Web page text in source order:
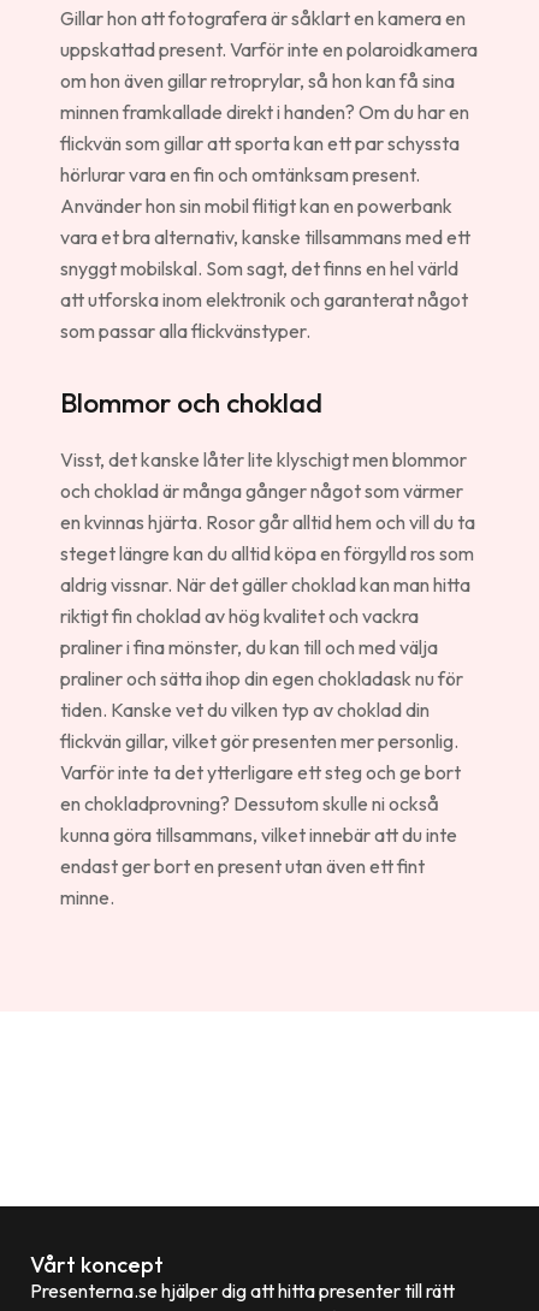
Gillar hon att fotografera är såklart en kamera en
uppskattad present. Varför inte en polaroidkamera
om hon även gillar retroprylar, så hon kan få sina
minnen framkallade direkt i handen? Om du har en
flickvän som gillar att sporta kan ett par schyssta
hörlurar vara en fin och omtänksam present.
Använder hon sin mobil flitigt kan en powerbank
vara et bra alternativ, kanske tillsammans med ett
snyggt mobilskal. Som sagt, det finns en hel värld
att utforska inom elektronik och garanterat något
som passar alla flickvänstyper.
Blommor och choklad
Visst, det kanske låter lite klyschigt men blommor
och choklad är många gånger något som värmer
en kvinnas hjärta. Rosor går alltid hem och vill du ta
steget längre kan du alltid köpa en förgylld ros som
aldrig vissnar. När det gäller choklad kan man hitta
riktigt fin choklad av hög kvalitet och vackra
praliner i fina mönster, du kan till och med välja
praliner och sätta ihop din egen chokladask nu för
tiden. Kanske vet du vilken typ av choklad din
flickvän gillar, vilket gör presenten mer personlig.
Varför inte ta det ytterligare ett steg och ge bort
en chokladprovning? Dessutom skulle ni också
kunna göra tillsammans, vilket innebär att du inte
endast ger bort en present utan även ett fint
minne.
Vårt koncept
Presenterna.se hjälper dig att hitta presenter till rätt